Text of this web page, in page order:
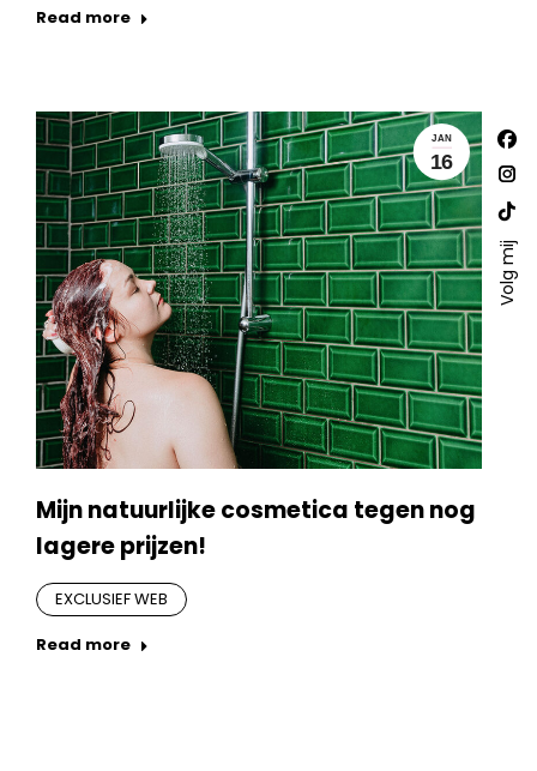
Read more
JAN
16
Mijn natuurlijke cosmetica tegen nog
lagere prijzen!
EXCLUSIEF WEB
Read more
Volg mij
Vind
op:
in
in